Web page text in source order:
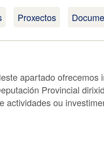
Proxectos
apartado ofrecemos
Provincial
actividades ou